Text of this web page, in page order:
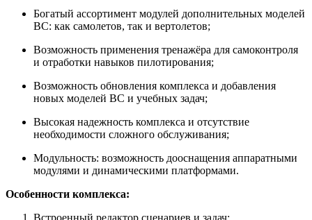
Богатый ассортимент модулей дополнительных моделей
ВС: как самолетов, так и вертолетов;
Возможность применения тренажёра для самоконтроля
и отработки навыков пилотирования;
Возможность обновления комплекса и добавления
новых моделей ВС и учебных задач;
Высокая надежность комплекса и отсутствие
необходимости сложного обслуживания;
Модульность: возможность дооснащения аппаратными
модулями и динамическими платформами.
Особенности комплекса:
Встроенный редактор сценариев и задач;